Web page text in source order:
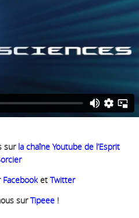
sur la chaîne Youtube de l’Esprit
Facebooket Twitter
surTipeee !